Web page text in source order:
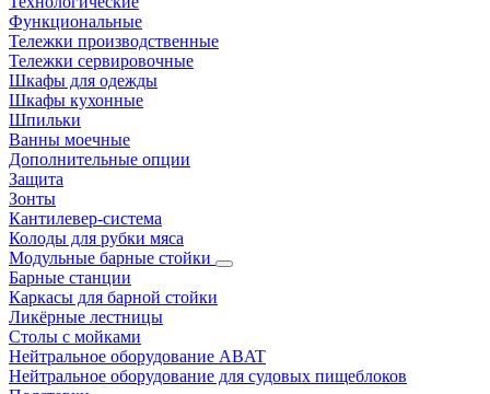
Функциональные
Тележки производственные
Тележки сервировочные
Шкафы для одежды
Шкафы кухонные
Шпильки
Ванны моечные
Дополнительные опции
Защита
Зонты
Кантилевер-система
Колоды для рубки мяса
Модульные барные стойки
Барные станции
Каркасы для барной стойки
Ликёрные лестницы
Столы с мойками
Нейтральное оборудование ABAT
Нейтральное оборудование для судовых пищеблоков